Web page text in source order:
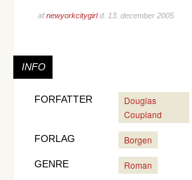
afnewyorkcitygirld. 13. december 2005
INFO
FORFATTER
Douglas
Coupland
FORLAG Borgen
GENRE Roman